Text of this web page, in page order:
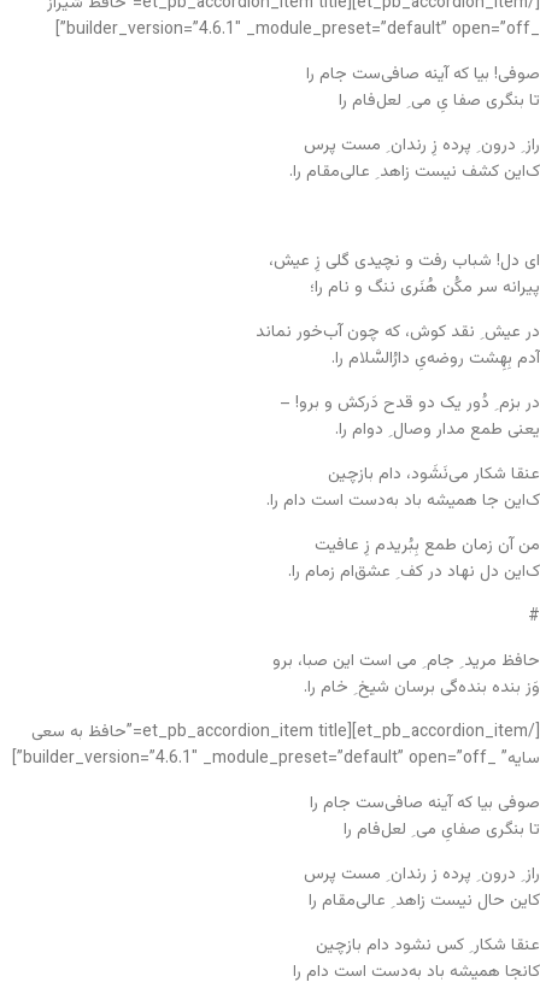
_builder_version=”4.6.1″ _module_preset=”default” open=”off”]
صوفی! بیا که آینه صافی‌ست جام را
تا بنگری صفا یِ می ِ لعل‌فام را
راز ِ درون ِ پرده زِ رندان ِ مست پرس
ک‌این کشف نیست زاهد ِ عالی‌مقام را.
ای دل! شباب رفت و نچیدی گلی زِ عیش،
پیرانه سر مکُن هُنَری ننگ و نام را؛
در عیش ِ نقد کوش، که چون آب‌خور نماند
آدم بِهِشت روضه‌یِ دارُالسَّلام را.
در بزم ِ دُور یک دو قدح دَرکش و برو! –
یعنی طمع مدار وصال ِ دوام را.
عنقا شکار می‌نَشَود، دام بازچین
ک‌این جا همیشه باد به‌دست است دام را.
من آن زمان طمع بِبُریدم زِ عافیت
ک‌این دل نهاد در کف ِ عشق‌ام زمام را.
#
حافظ مرید ِ جام ِ می است این صبا، برو
وَز بنده بنده‌گی برسان شیخ ِ خام را.
[/et_pb_accordion_item][et_pb_accordion_item title=”حافظ به سعی
سایه” _builder_version=”4.6.1″ _module_preset=”default” open=”off”]
صوفی بیا که آینه صافی‌ست جام را
تا بنگری صفایِ می ِ لعل‌فام را
راز ِ درون ِ پرده ز رندان ِ مست پرس
کاین حال نیست زاهد ِ عالی‌مقام را
عنقا شکار ِ کس نشود دام بازچین
کانجا همیشه باد به‌دست است دام را